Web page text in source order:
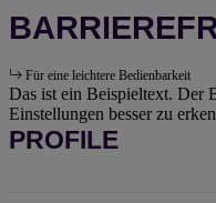
Für eine leichtere Bedienbarkeit
Das ist ein Beispieltext. Der
Einstellungen besser zu
PROFILE